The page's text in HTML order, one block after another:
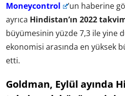
Moneycontrol
’un haberine
ayrıca Hindistan’ın 2022 takvim
büyümesinin yüzde 7,3 ile yine
ekonomisi arasında en yüksek
etti.
Goldman, Eylül ayında